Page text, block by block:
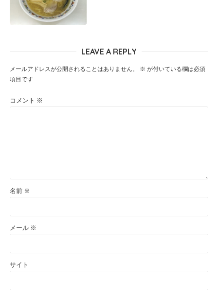
LEAVE A REPLY
メールアドレスが公開されることはありません。 ※ が付いている欄は必須
項目です
コメント ※
名前 ※
メール ※
サイト